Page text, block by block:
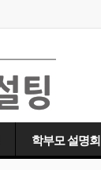
학부모 설명회